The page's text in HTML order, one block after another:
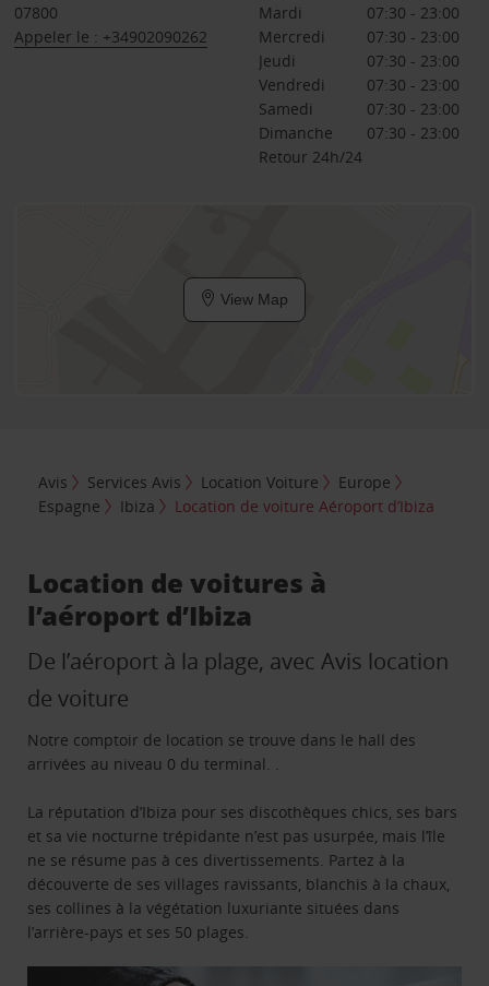
07800
Appeler le : +34902090262
Mardi
07:30 - 23:00
Mercredi
07:30 - 23:00
Jeudi
07:30 - 23:00
Vendredi
07:30 - 23:00
Samedi
07:30 - 23:00
Dimanche
07:30 - 23:00
Retour 24h/24
View Map
Avis Services Avis Location Voiture
Europe
Espagne
Ibiza Location de voiture Aéroport d’Ibiza
Location de voitures à
l’aéroport d’Ibiza
De l’aéroport à la plage, avec Avis location
de voiture
Notre comptoir de location se trouve dans le hall des
arrivées au niveau 0 du terminal. .
La réputation d’Ibiza pour ses discothèques chics, ses bars
et sa vie nocturne trépidante n’est pas usurpée, mais l’île
ne se résume pas à ces divertissements. Partez à la
découverte de ses villages ravissants, blanchis à la chaux,
ses collines à la végétation luxuriante situées dans
l’arrière-pays et ses 50 plages.